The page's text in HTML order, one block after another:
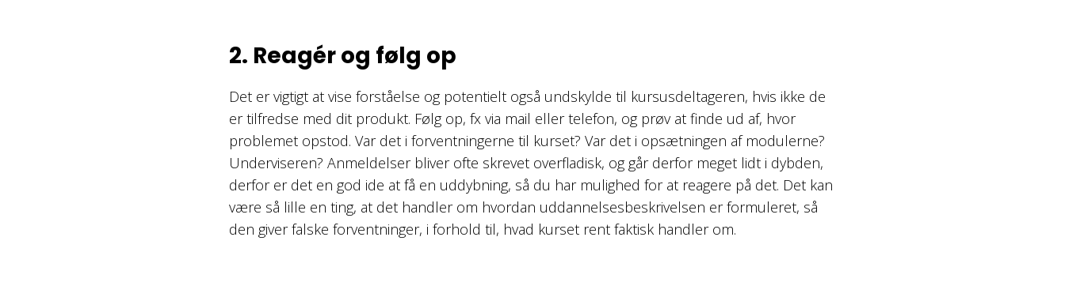
2. Reagér og følg op
Det er vigtigt at vise forståelse og potentielt også undskylde til kursusdeltageren, hvis ikke de
er tilfredse med dit produkt. Følg op, fx via mail eller telefon, og prøv at finde ud af, hvor
problemet opstod. Var det i forventningerne til kurset? Var det i opsætningen af modulerne?
Underviseren? Anmeldelser bliver ofte skrevet overfladisk, og går derfor meget lidt i dybden,
derfor er det en god ide at få en uddybning, så du har mulighed for at reagere på det. Det kan
være så lille en ting, at det handler om hvordan uddannelsesbeskrivelsen er formuleret, så
den giver falske forventninger, i forhold til, hvad kurset rent faktisk handler om.